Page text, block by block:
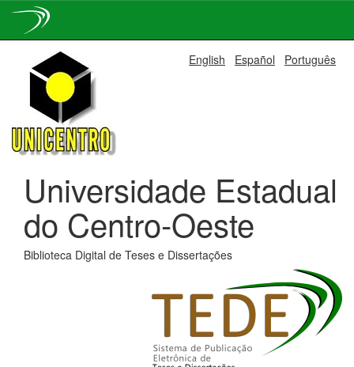
navigation
English Español Português
Universidade Estadual
do Centro-Oeste
Biblioteca Digital de Teses e Dissertações